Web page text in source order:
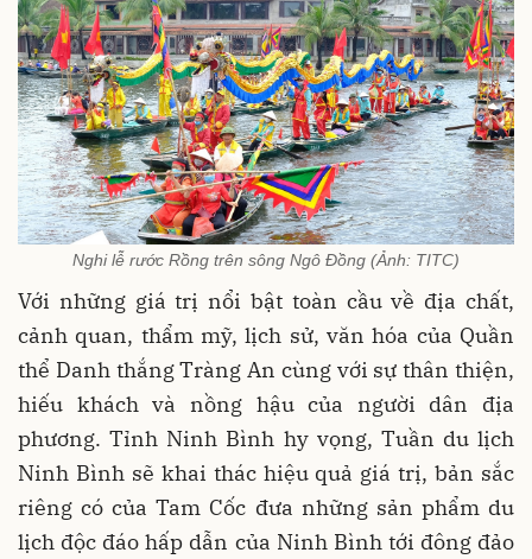
Nghi lễ rước Rồng trên sông Ngô Đồng (Ảnh: TITC)
Với những giá trị nổi bật toàn cầu về địa chất,
cảnh quan, thẩm mỹ, lịch sử, văn hóa của Quần
thể Danh thắng Tràng An cùng với sự thân thiện,
hiếu khách và nồng hậu của người dân địa
phương. Tỉnh Ninh Bình hy vọng, Tuần du lịch
Ninh Bình sẽ khai thác hiệu quả giá trị, bản sắc
riêng có của Tam Cốc đưa những sản phẩm du
lịch độc đáo hấp dẫn của Ninh Bình tới đông đảo